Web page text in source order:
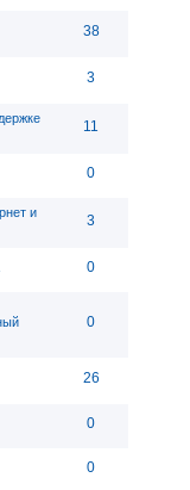
38
3
11
0
и
3
0
0
26
0
0